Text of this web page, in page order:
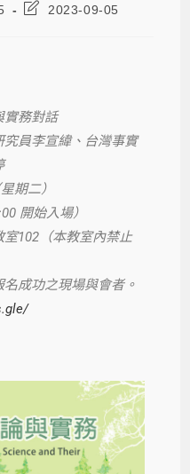
2023-09-05
實務對話
員李宣緯、 台灣事實
期二）
開始入場）
102（本教室內禁止
成功之現場與會者。